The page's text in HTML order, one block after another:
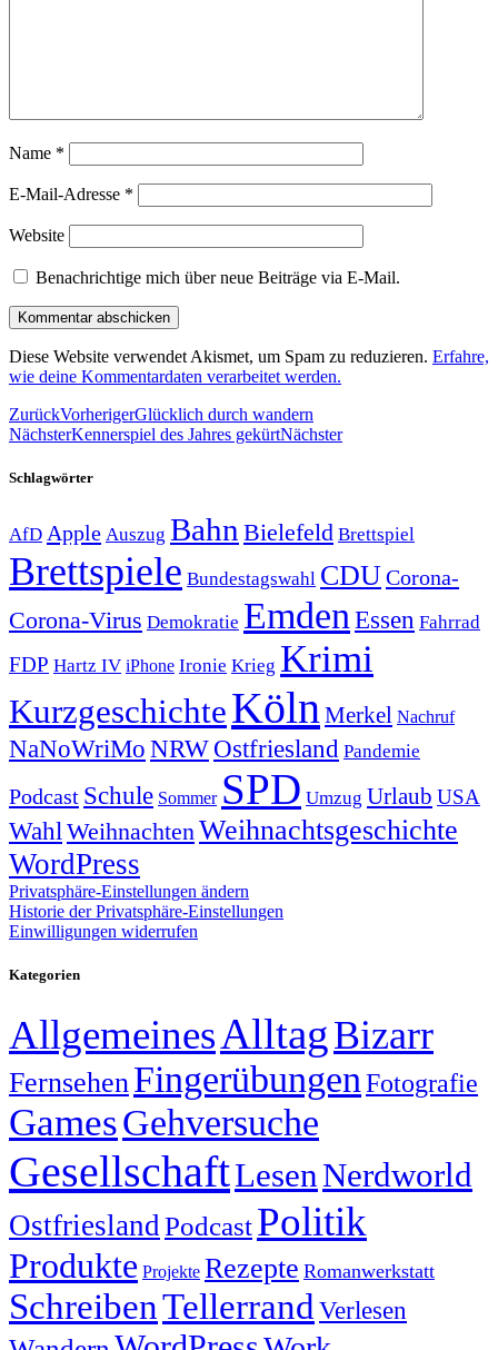
Name *
E-Mail-Adresse *
Website
Benachrichtige mich über neue Beiträge via E-Mail.
Diese Website verwendet Akismet, um Spam zu reduzieren. Erfahre,
wie deine Kommentardaten verarbeitet werden.
ZurückVorherigerGlücklich durch wandern
NächsterKennerspiel des Jahres gekürtNächster
Schlagwörter
AfD Apple Auszug Bahn Bielefeld Brettspiel
Brettspiele Bundestagswahl CDUCorona-
Corona-Virus Demokratie Emden Essen Fahrrad
FDP Hartz IV iPhone Ironie Krieg Krimi
KurzgeschichteKölnMerkel Nachruf
NaNoWriMo NRWOstfriesland Pandemie
Podcast Schule Sommer SPD Umzug Urlaub USA
Wahl WeihnachtenWeihnachtsgeschichte
WordPress
Privatsphäre-Einstellungen ändern
Historie der Privatsphäre-Einstellungen
Einwilligungen widerrufen
Kategorien
AllgemeinesAlltagBizarr
FernsehenFingerübungenFotografie
GamesGehversuche
GesellschaftLesenNerdworld
OstfrieslandPodcastPolitik
Produkte Projekte Rezepte Romanwerkstatt
SchreibenTellerrandVerlesen